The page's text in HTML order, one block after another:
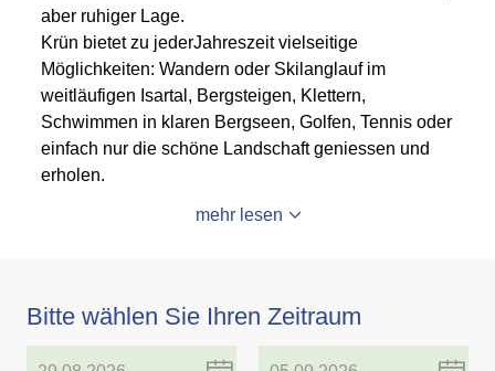
aber ruhiger Lage.
Krün bietet zu jederJahreszeit vielseitige
Möglichkeiten: Wandern oder Skilanglauf im
weitläufigen Isartal, Bergsteigen, Klettern,
Schwimmen in klaren Bergseen, Golfen, Tennis oder
einfach nur die schöne Landschaft geniessen und
erholen.
mehr lesen
Bitte wählen Sie Ihren Zeitraum